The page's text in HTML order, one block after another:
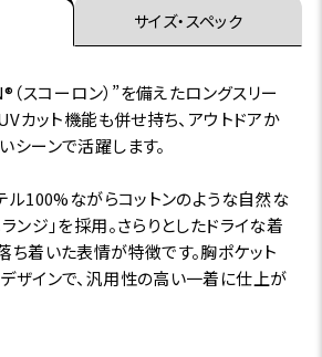
サイズ・スペック
スコーロン）”を備えたロングスリー
カット機能も併せ持ち、アウトドアか
シーンで活躍します。
ル100%ながらコットンのような自然な
ンジ」を採用。さらりとしたドライな着
ち着いた表情が特徴です。胸ポケット
ザインで、汎用性の高い一着に仕上が